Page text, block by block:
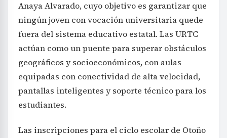
Anaya Alvarado, cuyo objetivo es garantizar que
ningún joven con vocación universitaria quede
fuera del sistema educativo estatal. Las URTC
actúan como un puente para superar obstáculos
geográficos y socioeconómicos, con aulas
equipadas con conectividad de alta velocidad,
pantallas inteligentes y soporte técnico para los
estudiantes.
Las inscripciones para el ciclo escolar de Otoño